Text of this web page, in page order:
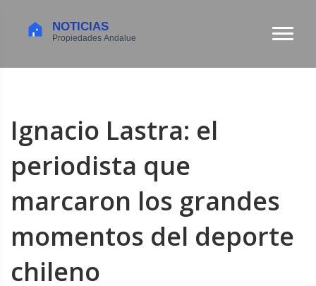
Ignacio Lastra: el
periodista que
marcaron los grandes
momentos del deporte
chileno